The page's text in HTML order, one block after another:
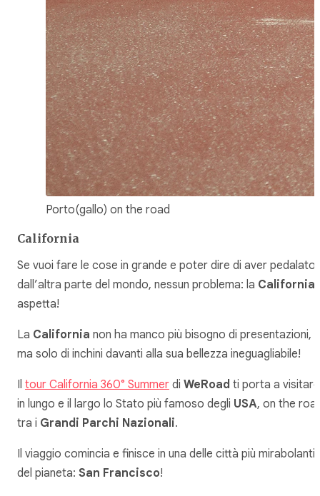
Porto(gallo) on the road
California
Se vuoi fare le cose in grande e poter dire di aver pedalato
dall’altra parte del mondo, nessun problema: la California
aspetta!
La California non ha manco più bisogno di presentazioni,
ma solo di inchini davanti alla sua bellezza ineguagliabile!
Il tour California 360° Summer di WeRoad ti porta a visitare
in lungo e il largo lo Stato più famoso degli USA, on the
tra i Grandi Parchi Nazionali.
Il viaggio comincia e finisce in una delle città più mirabolanti
del pianeta: San Francisco!